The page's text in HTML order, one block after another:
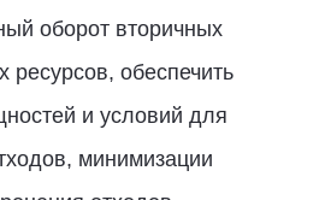
оборот вторичных
ресурсов, обеспечить
и условий для
минимизации